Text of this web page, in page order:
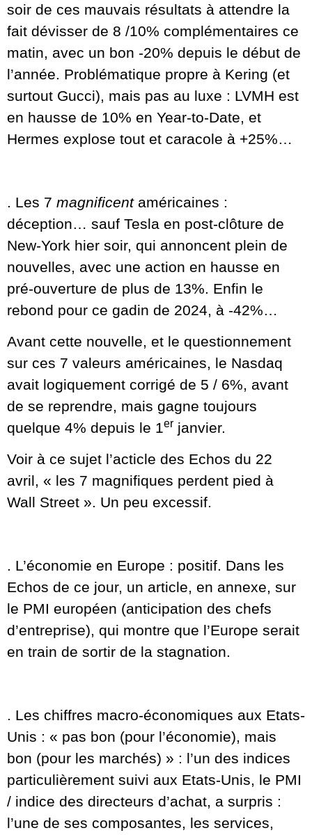
soir de ces mauvais résultats à attendre la
fait dévisser de 8 /10% complémentaires ce
matin, avec un bon -20% depuis le début de
l’année. Problématique propre à Kering (et
surtout Gucci), mais pas au luxe : LVMH est
en hausse de 10% en Year-to-Date, et
Hermes explose tout et caracole à +25%…
. Les 7 magnificentaméricaines :
déception… sauf Tesla en post-clôture de
New-York hier soir, qui annoncent plein de
nouvelles, avec une action en hausse en
pré-ouverture de plus de 13%. Enfin le
rebond pour ce gadin de 2024, à -42%…
Avant cette nouvelle, et le questionnement
sur ces 7 valeurs américaines, le Nasdaq
avait logiquement corrigé de 5 / 6%, avant
de se reprendre, mais gagne toujours
quelque 4% depuis le 1er janvier.
Voir à ce sujet l’acticle des Echos du 22
avril, « les 7 magnifiques perdent pied à
Wall Street ». Un peu excessif.
. L’économie en Europe : positif. Dans les
Echos de ce jour, un article, en annexe, sur
le PMI européen (anticipation des chefs
d’entreprise), qui montre que l’Europe serait
en train de sortir de la stagnation.
. Les chiffres macro-économiques aux Etats-
Unis : « pas bon (pour l’économie), mais
bon (pour les marchés) » : l’un des indices
particulièrement suivi aux Etats-Unis, le PMI
/ indice des directeurs d’achat, a surpris :
l’une de ses composantes, les services,